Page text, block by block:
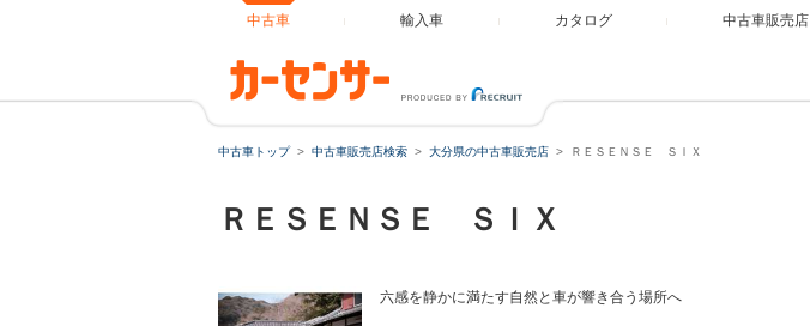
中古車 輸入車 カタログ 中古車販売店
中古車トップ 中古車販売店検索 大分県の中古車販売店 ＲＥＳＥＮＳＥ ＳＩＸ
ＲＥＳＥＮＳＥ ＳＩＸ
六感を静かに満たす自然と車が響き合う場所へ